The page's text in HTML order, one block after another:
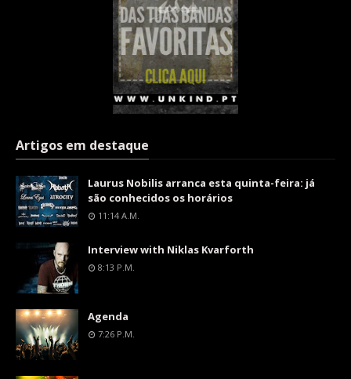
Artigos em destaque
Laurus Nobilis arranca esta quinta-feira: já
são conhecidos os horários
11:14 A.m.
Interview with Niklas Kvarforth
8:13 P.m.
Agenda
7:26 P.m.